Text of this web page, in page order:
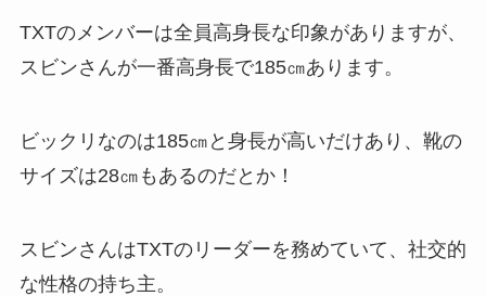
TXTのメンバーは全員高身長な印象がありますが、
スビンさんが一番高身長で185㎝あります。
ビックリなのは185㎝と身長が高いだけあり、靴の
サイズは28㎝もあるのだとか！
スビンさんはTXTのリーダーを務めていて、社交的
な性格の持ち主。